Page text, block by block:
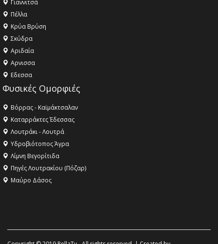
Γιαννιτσά
Πέλλα
Κρύα Βρύση
Σκύδρα
Αριδαία
Aρνισσα
Eδεσσα
Φυσικές Ομορφιές
Βόρρας - Καϊμάκτσαλαν
Καταρράκτες Έδεσσας
Λουτράκι - Λουτρά
Υδροβιότοπος Άγρα
Λίμνη Βεγορίτιδα
Πηγές Λουτρακίου (Πόζαρ)
Μαύρο Δάσος